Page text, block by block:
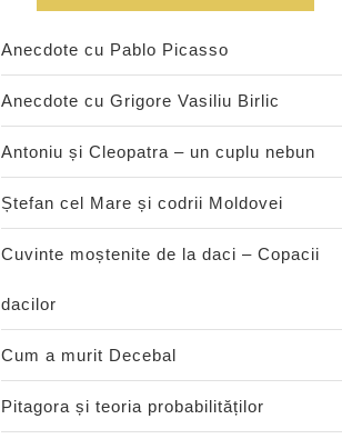
Anecdote cu Pablo Picasso
Anecdote cu Grigore Vasiliu Birlic
Antoniu și Cleopatra – un cuplu nebun
Ștefan cel Mare și codrii Moldovei
Cuvinte moștenite de la daci – Copacii
dacilor
Cum a murit Decebal
Pitagora și teoria probabilităților